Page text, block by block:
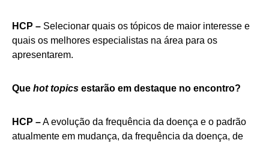
HCP – Selecionar quais os tópicos de maior interesse e
quais os melhores especialistas na área para os
apresentarem.
Que hot topics estarão em destaque no encontro?
HCP –A evolução da frequência da doença e o padrão
atualmente em mudança, da frequência da doença, de